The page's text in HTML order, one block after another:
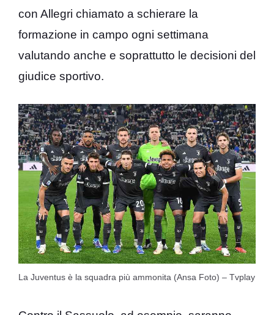
con Allegri chiamato a schierare la
formazione in campo ogni settimana
valutando anche e soprattutto le decisioni del
giudice sportivo.
La Juventus è la squadra più ammonita (Ansa Foto) – Tvplay